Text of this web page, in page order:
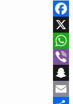
Facebook
X
WhatsApp
Viber
Snapchat